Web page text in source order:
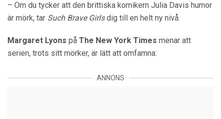
– Om du tycker att den brittiska komikern Julia Davis humor
är mörk, tar Such Brave Girlsdig till en helt ny nivå.
Margaret Lyons på The New York Times menar att
serien, trots sitt mörker, är lätt att omfamna:
ANNONS